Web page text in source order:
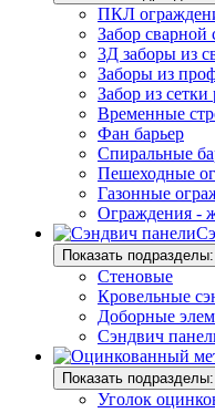
ПКЛ
Забор
3Д заборы из
Заборы из
Забор из
Временные
Фан барьер
Спиральные
Пешеходные
Газонные
Ограждения -
Показать
Стеновые
Кровельные
Доборные
Сэндвич
Показать
Уголок